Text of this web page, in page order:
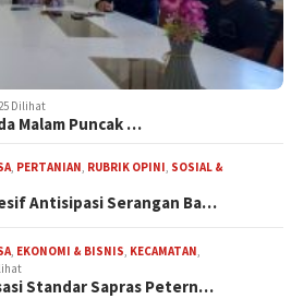
Dilihat
Malam Puncak …
, PERTANIAN, RUBRIK OPINI, SOSIAL &
Antisipasi Serangan Ba…
, EKONOMI & BISNIS, KECAMATAN,
Standar Sapras Petern…